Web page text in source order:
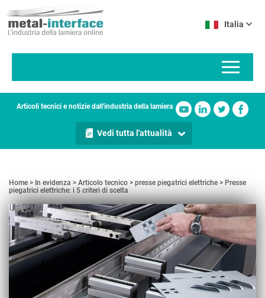
contenuto
Italia
Articoli tecnici e notizie dall'industria della lamiera
Vedi tutta l'attualità
Home In evidenza Articolo tecnico presse piegatrici elettriche
Presse
piegatrici elettriche: i 5 criteri di scelta